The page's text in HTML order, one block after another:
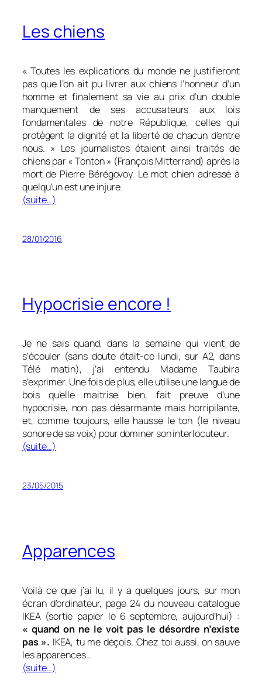
Les chiens
«Toutes les explications du monde ne justifieront
pas que l’on ait pu livrer aux chiens l’honneur d’un
homme et finalement sa vie au prix d’un double
manquement de ses accusateurs aux lois
fondamentales de notre République, celles qui
protègent la dignité et la liberté de chacun d’entre
nous. » Les journalistes étaient ainsi traités de
chiens par « Tonton » (François Mitterrand) après la
mort de Pierre Bérégovoy. Le mot chien adressé à
quelqu’un est une injure.
(suite…)
28/01/2016
Hypocrisie encore !
Je ne sais quand, dans la semaine qui vient de
s’écouler (sans doute était-ce lundi, sur A2, dans
Télé matin), j’ai entendu Madame Taubira
s’exprimer. Une fois de plus, elle utilise une langue de
bois qu’elle maitrise bien, fait preuve d’une
hypocrisie, non pas désarmante mais horripilante,
et, comme toujours, elle hausse le ton (le niveau
sonore de sa voix) pour dominer son interlocuteur.
(suite…)
23/05/2015
Apparences
Voilà ce que j’ai lu, il y a quelques jours, sur mon
écran d’ordinateur, page 24 du nouveau catalogue
IKEA (sortie papier le 6 septembre, aujourd’hui) :
« quand on ne le voit pas le désordre n’existe
pas ». IKEA, tu me déçois. Chez toi aussi, on sauve
les apparences…
(suite…)